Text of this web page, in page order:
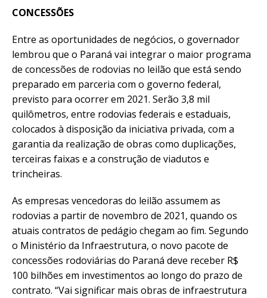
CONCESSÕES
Entre as oportunidades de negócios, o governador
lembrou que o Paraná vai integrar o maior programa
de concessões de rodovias no leilão que está sendo
preparado em parceria com o governo federal,
previsto para ocorrer em 2021. Serão 3,8 mil
quilômetros, entre rodovias federais e estaduais,
colocados à disposição da iniciativa privada, com a
garantia da realização de obras como duplicações,
terceiras faixas e a construção de viadutos e
trincheiras.
As empresas vencedoras do leilão assumem as
rodovias a partir de novembro de 2021, quando os
atuais contratos de pedágio chegam ao fim. Segundo
o Ministério da Infraestrutura, o novo pacote de
concessões rodoviárias do Paraná deve receber R$
100 bilhões em investimentos ao longo do prazo de
contrato. “Vai significar mais obras de infraestrutura